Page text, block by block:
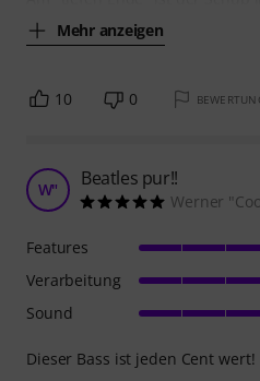
Mehr anzeigen
10 0
W" Beatles pur!!
Werner
Dieser Bass ist jeden Cent wert!
Features
Verarbeitung
Sound